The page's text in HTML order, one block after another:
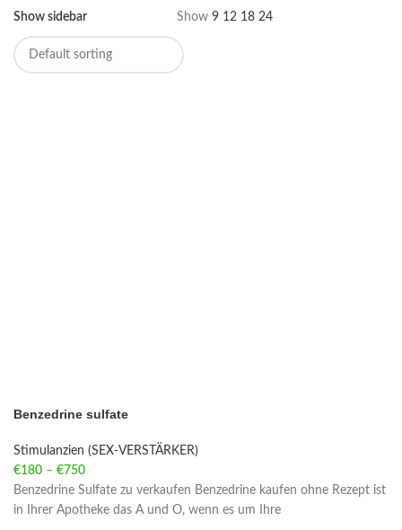
Show sidebar Show 9 12 18 24
Benzedrine sulfate
Stimulanzien (SEX-VERSTÄRKER)
€180 – €750
Benzedrine Sulfate zu verkaufen Benzedrine kaufen ohne Rezept ist
in Ihrer Apotheke das A und O, wenn es um Ihre